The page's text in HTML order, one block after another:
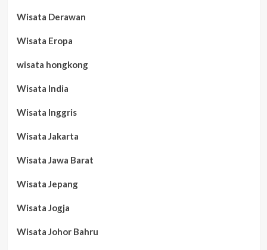
Wisata Derawan
Wisata Eropa
wisata hongkong
Wisata India
Wisata Inggris
Wisata Jakarta
Wisata Jawa Barat
Wisata Jepang
Wisata Jogja
Wisata Johor Bahru